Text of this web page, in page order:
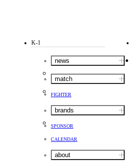
K-1
news
match
FIGHTER
brands
SPONSOR
CALENDAR
about